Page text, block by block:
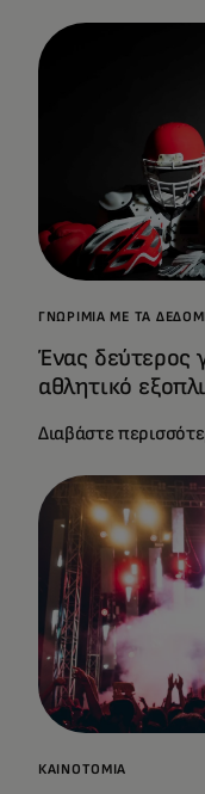
ΓΝΩΡΙΜΊΑ ΜΕ ΤΑ
Ένας δεύτερος
αθλητικό
Διαβάστε
ΚΑΙΝΟΤΟΜΊΑ